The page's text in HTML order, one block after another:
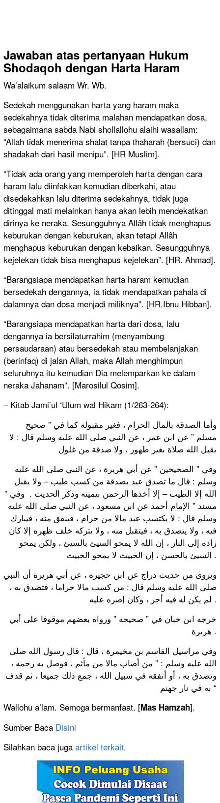
Jawaban atas pertanyaan Hukum
Shodaqoh dengan Harta Haram
Wa’alaikum salaam Wr. Wb.
Sedekah menggunakan harta yang haram maka
sedekahnya tidak diterima malahan mendapatkan dosa,
sebagaimana sabda Nabi shollallohu alaihi wasallam:
“Allah tidak menerima shalat tanpa thaharah (bersuci) dan
shadakah dari hasil menipu”. [HR Muslim].
“Tidak ada orang yang memperoleh harta dengan cara
haram lalu diinfakkan kemudian diberkahi, atau
disedekahkan lalu diterima sedekahnya, tidak juga
ditinggal mati melainkan hanya akan lebih mendekatkan
dirinya ke neraka. Sesungguhnya Allâh tidak menghapus
keburukan dengan keburukan, akan tetapi Allâh
menghapus keburukan dengan kebaikan. Sesungguhnya
kejelekan tidak bisa menghapus kejelekan”. [HR. Ahmad].
“Barangsiapa mendapatkan harta haram kemudian
bersedekah dengannya, ia tidak mendapatkan pahala di
dalamnya dan dosa menjadi miliknya”. [HR.Ibnu Hibban].
“Barangsiapa mendapatkan harta dari dosa, lalu
dengannya ia bersilaturrahim (menyambung
persaudaraan) atau bersedekah atau membelanjakan
(berinfaq) di jalan Allah, maka Allah menghimpun
seluruhnya itu kemudian Dia melemparkan ke dalam
neraka Jahanam”. [Marosilul Qosim].
– Kitab Jami’ul ‘Ulum wal Hikam (1/263-264):
وأما الصدقة بالمال الحرام ، فغير مقبولة كما في ” صحيح
مسلم ” عن ابن عمر ، عن النبي صلى الله عليه وسلم قال : لا
يقبل الله صلاة بغير طهور ، ولا صدقة من غلول
وفي ” الصحيحين ” عن أبي هريرة ، عن النبي صلى الله عليه
وسلم : قال ما تصدق عبد بصدقة من كسب طيب – ولا يقبل
الله إلا الطيب – إلا أخذها الرحمن بيمينه وذكر الحديث . وفي ”
مسند ” الإمام أحمد عن ابن مسعود ، عن النبي صلى الله عليه
وسلم قال : لا يكتسب عبد مالا من حرام ، فينفق منه ، فيبارك
فيه ، ولا يتصدق به ، فيتقبل منه ، ولا يتركه خلف ظهره إلا كان
زاده إلى النار ، إن الله لا يمحو السيئ بالسيئ ، ولكن يمحو
السيئ بالحسن ، إن الخبيث لا يمحو الخبيث .
ويروى من حديث دراج عن ابن حجيرة ، عن أبي هريرة أن النبي
صلى الله عليه وسلم قال : من كسب مالا حراما ، فتصدق به ،
لم يكن له فيه أجر ، وكان إصره عليه .
خرجه ابن حبان في ” صحيحه ” ورواه بعضهم موقوفا على أبي
هريرة .
وفي مراسيل القاسم بن مخيمرة ، قال : قال رسول الله صلى
الله عليه وسلم : ” من أصاب مالا من مأثم ، فوصل به رحمه ،
وتصدق به ، أو أنفقه في سبيل الله ، جمع ذلك جميعا ، ثم قذف
به في نار جهنم “
Wallohu a’lam. Semoga bermanfaat. [Mas Hamzah].
Sumber Baca Disini
Silahkan baca juga artikel terkait.